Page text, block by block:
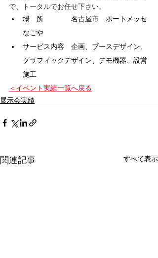
で、トータルでお任せ下さい。
場　所　　　　名古屋市　ポートメッセ
なごや
サービス内容　企画、ブースデザイン、
グラフィックデザイン、デモ機器、設営
施工
＜イベント実績一覧へ戻る
展示会実績
関連記事 すべて表示